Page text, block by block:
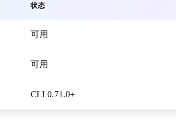
状态
可用
可用
CLI 0.71.0+